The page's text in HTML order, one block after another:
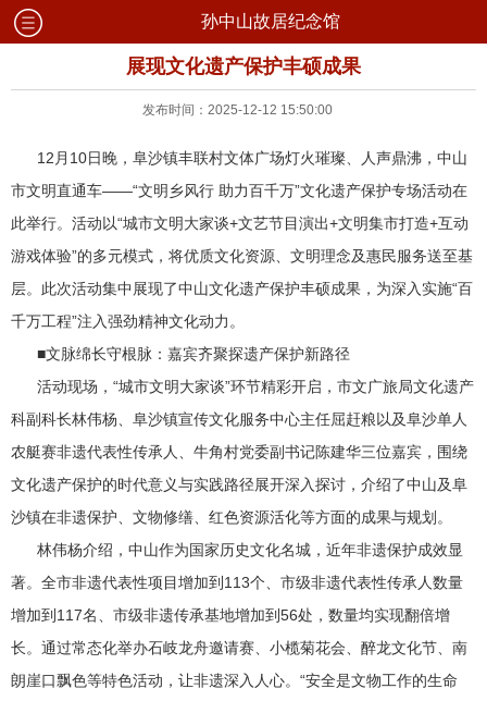
孙中山故居纪念馆
展现文化遗产保护丰硕成果
发布时间：2025-12-12 15:50:00
12月10日晚，阜沙镇丰联村文体广场灯火璀璨、人声鼎沸，中山
市文明直通车——“文明乡风行 助力百千万”文化遗产保护专场活动在
此举行。活动以“城市文明大家谈+文艺节目演出+文明集市打造+互动
游戏体验”的多元模式，将优质文化资源、文明理念及惠民服务送至基
层。此次活动集中展现了中山文化遗产保护丰硕成果，为深入实施“百
千万工程”注入强劲精神文化动力。
■文脉绵长守根脉：嘉宾齐聚探遗产保护新路径
活动现场，“城市文明大家谈”环节精彩开启，市文广旅局文化遗产
科副科长林伟杨、阜沙镇宣传文化服务中心主任屈赶粮以及阜沙单人
农艇赛非遗代表性传承人、牛角村党委副书记陈建华三位嘉宾，围绕
文化遗产保护的时代意义与实践路径展开深入探讨，介绍了中山及阜
沙镇在非遗保护、文物修缮、红色资源活化等方面的成果与规划。
林伟杨介绍，中山作为国家历史文化名城，近年非遗保护成效显
著。全市非遗代表性项目增加到113个、市级非遗代表性传承人数量
增加到117名、市级非遗传承基地增加到56处，数量均实现翻倍增
长。通过常态化举办石岐龙舟邀请赛、小榄菊花会、醉龙文化节、南
朗崖口飘色等特色活动，让非遗深入人心。“安全是文物工作的生命